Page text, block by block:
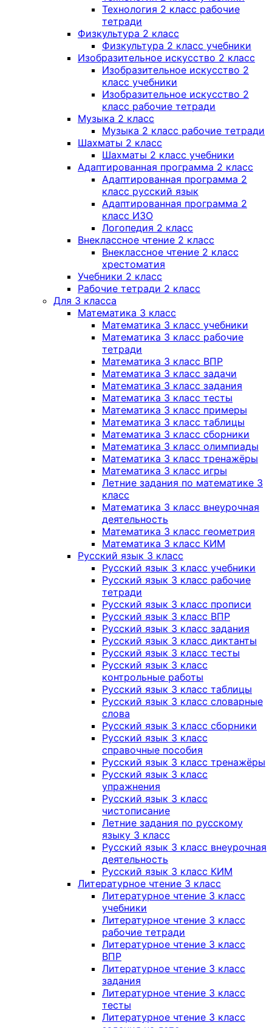
Технология 2 класс рабочие
тетради
Физкультура 2 класс
Физкультура 2 класс учебники
Изобразительное искусство 2 класс
Изобразительное искусство 2
класс учебники
Изобразительное искусство 2
класс рабочие тетради
Музыка 2 класс
Музыка 2 класс рабочие тетради
Шахматы 2 класс
Шахматы 2 класс учебники
Адаптированная программа 2 класс
Адаптированная программа 2
класс русский язык
Адаптированная программа 2
класс ИЗО
Логопедия 2 класс
Внеклассное чтение 2 класс
Внеклассное чтение 2 класс
хрестоматия
Учебники 2 класс
Рабочие тетради 2 класс
Для 3 класса
Математика 3 класс
Математика 3 класс учебники
Математика 3 класс рабочие
тетради
Математика 3 класс ВПР
Математика 3 класс задачи
Математика 3 класс задания
Математика 3 класс тесты
Математика 3 класс примеры
Математика 3 класс таблицы
Математика 3 класс сборники
Математика 3 класс олимпиады
Математика 3 класс тренажёры
Математика 3 класс игры
Летние задания по математике 3
класс
Математика 3 класс внеурочная
деятельность
Математика 3 класс геометрия
Математика 3 класс КИМ
Русский язык 3 класс
Русский язык 3 класс учебники
Русский язык 3 класс рабочие
тетради
Русский язык 3 класс прописи
Русский язык 3 класс ВПР
Русский язык 3 класс задания
Русский язык 3 класс диктанты
Русский язык 3 класс тесты
Русский язык 3 класс
контрольные работы
Русский язык 3 класс таблицы
Русский язык 3 класс словарные
слова
Русский язык 3 класс сборники
Русский язык 3 класс
справочные пособия
Русский язык 3 класс тренажёры
Русский язык 3 класс
упражнения
Русский язык 3 класс
чистописание
Летние задания по русскому
языку 3 класс
Русский язык 3 класс внеурочная
деятельность
Русский язык 3 класс КИМ
Литературное чтение 3 класс
Литературное чтение 3 класс
учебники
Литературное чтение 3 класс
рабочие тетради
Литературное чтение 3 класс
ВПР
Литературное чтение 3 класс
задания
Литературное чтение 3 класс
тесты
Литературное чтение 3 класс